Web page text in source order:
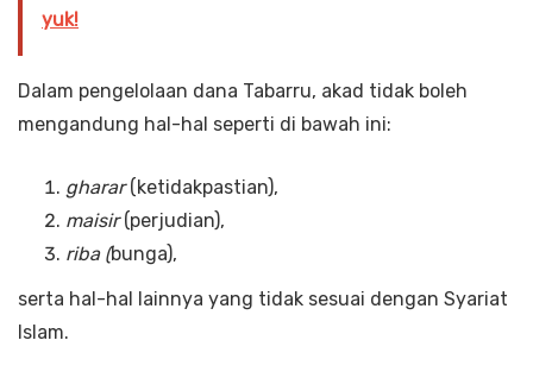
yuk!
Dalam pengelolaan dana Tabarru, akad tidak boleh
mengandung hal-hal seperti di bawah ini:
gharar(ketidakpastian),
maisir(perjudian),
riba (bunga),
serta hal-hal lainnya yang tidak sesuai dengan Syariat
Islam.